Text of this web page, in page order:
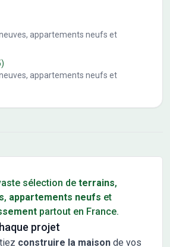
appartements neufs et
appartements neufs et
sélection de terrains,
, appartements neufs et
partout en France.
projet
construire la maison de vos